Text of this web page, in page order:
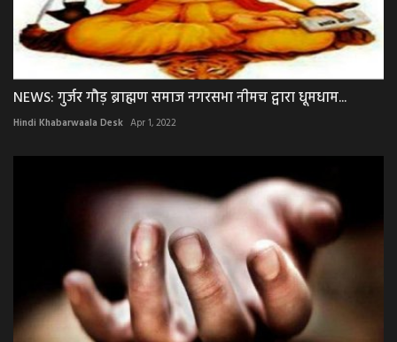
NEWS: गुर्जर गौड़ ब्राह्मण समाज नगरसभा नीमच द्वारा धूमधाम...
Hindi Khabarwaala Desk Apr 1, 2022